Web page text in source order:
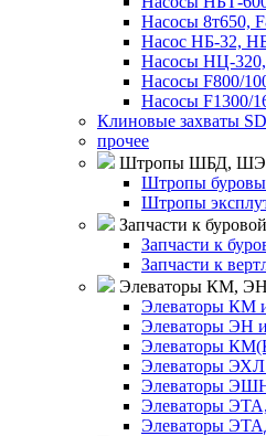
Насосы 8т650,
Насос НБ-32,
Насосы НЦ-
Насосы F800/
Насосы F1300/
Клиновые захваты
прочее
Штропы ШБД, ШЭ
Штропы
Штропы
Запчасти к
Запчасти к
Запчасти к
Элеваторы КМ,
Элеваторы КМ и
Элеваторы ЭН и
Элеваторы
Элеваторы ЭХЛ
Элеваторы ЭШН
Элеваторы
Элеваторы